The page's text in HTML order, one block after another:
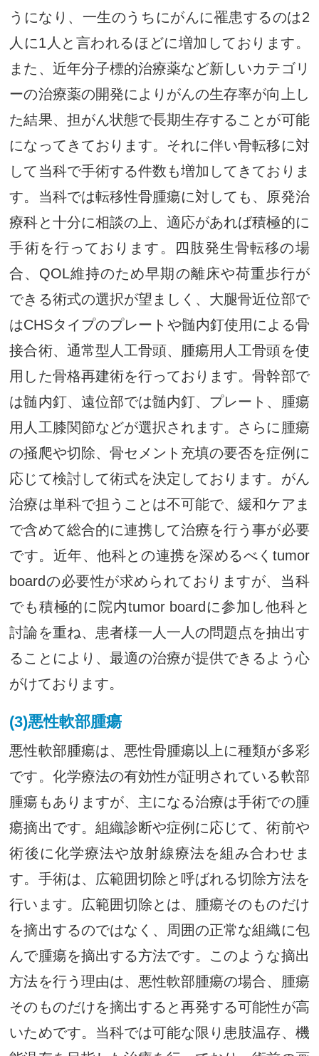
うになり、一生のうちにがんに罹患するのは2
人に1人と言われるほどに増加しております。
また、近年分子標的治療薬など新しいカテゴリ
ーの治療薬の開発によりがんの生存率が向上し
た結果、担がん状態で長期生存することが可能
になってきております。それに伴い骨転移に対
して当科で手術する件数も増加してきておりま
す。当科では転移性骨腫瘍に対しても、原発治
療科と十分に相談の上、適応があれば積極的に
手術を行っております。四肢発生骨転移の場
合、QOL維持のため早期の離床や荷重歩行が
できる術式の選択が望ましく、大腿骨近位部で
はCHSタイプのプレートや髄内釘使用による骨
接合術、通常型人工骨頭、腫瘍用人工骨頭を使
用した骨格再建術を行っております。骨幹部で
は髄内釘、遠位部では髄内釘、プレート、腫瘍
用人工膝関節などが選択されます。さらに腫瘍
の掻爬や切除、骨セメント充填の要否を症例に
応じて検討して術式を決定しております。がん
治療は単科で担うことは不可能で、緩和ケアま
で含めて総合的に連携して治療を行う事が必要
です。近年、他科との連携を深めるべくtumor
boardの必要性が求められておりますが、当科
でも積極的に院内tumor boardに参加し他科と
討論を重ね、患者様一人一人の問題点を抽出す
ることにより、最適の治療が提供できるよう心
がけております。
(3)悪性軟部腫瘍
悪性軟部腫瘍は、悪性骨腫瘍以上に種類が多彩
です。化学療法の有効性が証明されている軟部
腫瘍もありますが、主になる治療は手術での腫
瘍摘出です。組織診断や症例に応じて、術前や
術後に化学療法や放射線療法を組み合わせま
す。手術は、広範囲切除と呼ばれる切除方法を
行います。広範囲切除とは、腫瘍そのものだけ
を摘出するのではなく、周囲の正常な組織に包
んで腫瘍を摘出する方法です。このような摘出
方法を行う理由は、悪性軟部腫瘍の場合、腫瘍
そのものだけを摘出すると再発する可能性が高
いためです。当科では可能な限り患肢温存、機